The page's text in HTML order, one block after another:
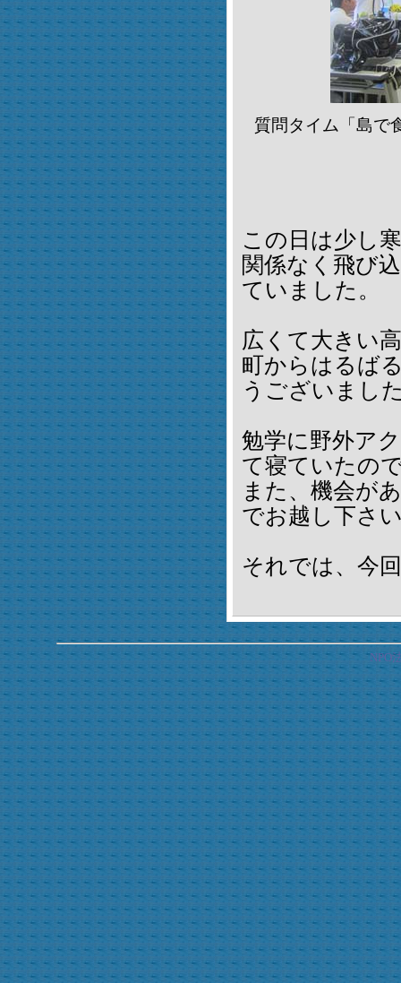
質問タイム「島で
この日は少し
関係なく飛び
ていました。
広くて大きい
町からはるば
うございまし
勉学に野外ア
て寝ていたの
また、機会が
でお越し下さ
それでは、今
NPO